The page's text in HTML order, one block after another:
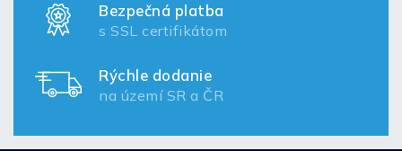
Bezpečná platba
s SSL certifikátom
Rýchle dodanie
na území SR a ČR